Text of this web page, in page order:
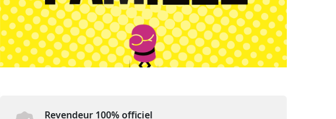
Revendeur 100% officiel